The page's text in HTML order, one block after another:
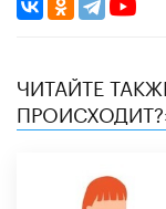
ЧИТАЙТЕ